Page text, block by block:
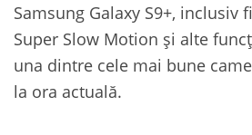
Samsung Galaxy S9+, inclusiv
Super Slow Motion și alte
una dintre cele mai bune
la ora actuală.